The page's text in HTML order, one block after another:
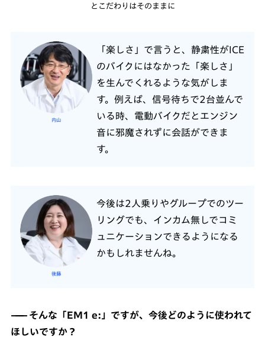
とこだわりはそのままに
内山
「楽しさ」で言うと、静粛性がICE
のバイクにはなかった「楽しさ」
を生んでくれるような気がしま
す。例えば、信号待ちで2台並んで
いる時、電動バイクだとエンジン
音に邪魔されずに会話ができま
す。
後藤
今後は2人乗りやグループでのツー
リングでも、インカム無しでコミ
ュニケーションできるようになる
かもしれませんね。
そんな「EM1 e:」ですが、今後どのように使われて
ほしいですか？